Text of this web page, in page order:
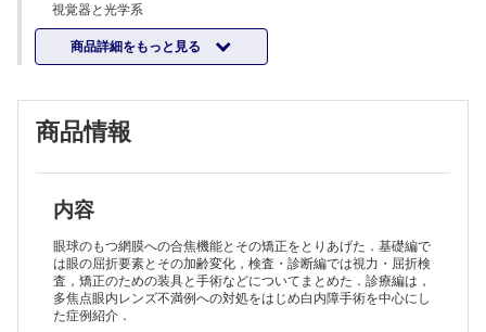
視覚器と光学系
眼球の光学系と屈折要素
光と視覚器
眼球光学系
角膜
水晶体
眼軸長
眼の結像機能とその異常
屈折
調節
輻湊と開散
眼球光学系の加齢変化
角膜
商品詳細をもっと見る
商品情報
内容
眼球のもつ網膜への合焦機能とその矯正をとりあげた．基礎編で
は眼の屈折要素とその加齢変化，検査・診断編では視力・屈折検
査，矯正のための装具と手術などについてまとめた．診療編は，
多焦点眼内レンズ不満例への対処をはじめ白内障手術を中心にし
た症例紹介．